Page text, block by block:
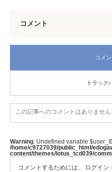
コメント
コメ
トラック
この記事へのコメントはありません
Warning: Undefined variable
/home/c9727039/public_html/
content/themes/lotus_tcd039/
コメントするためには、
ログイン